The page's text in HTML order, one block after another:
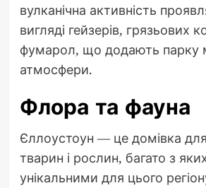
вулканічна активність
вигляді гейзерів, грязьових
фумарол, що додають парку
атмосфери.
Флора та фауна
Єллоустоун — це домівка
тварин і рослин, багато з
унікальними для цього